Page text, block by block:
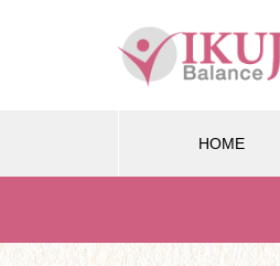
HOME